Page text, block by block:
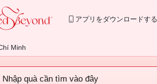
アプリをダウンロードする
Minh
Nhập quà cần tìm vào đây